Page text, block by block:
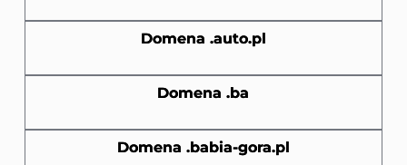
Domena .auto.pl
Domena .ba
Domena .babia-gora.pl